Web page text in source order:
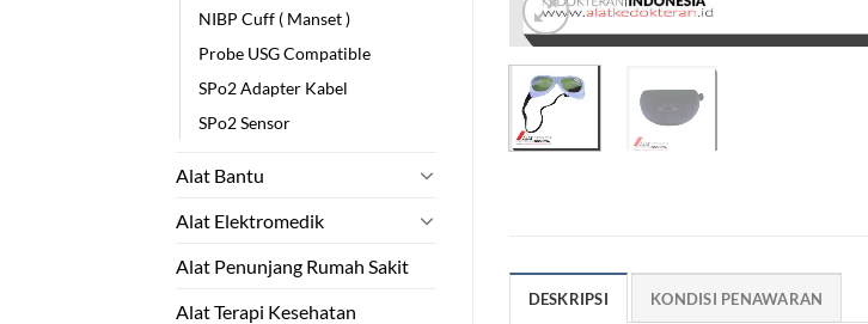
NIBP Cuff ( Manset )
Probe USG Compatible
SPo2 Adapter Kabel
SPo2 Sensor
Alat Bantu
Alat Elektromedik
Alat Penunjang Rumah Sakit
Alat Terapi Kesehatan
DESKRIPSI KONDISI PENAWARAN